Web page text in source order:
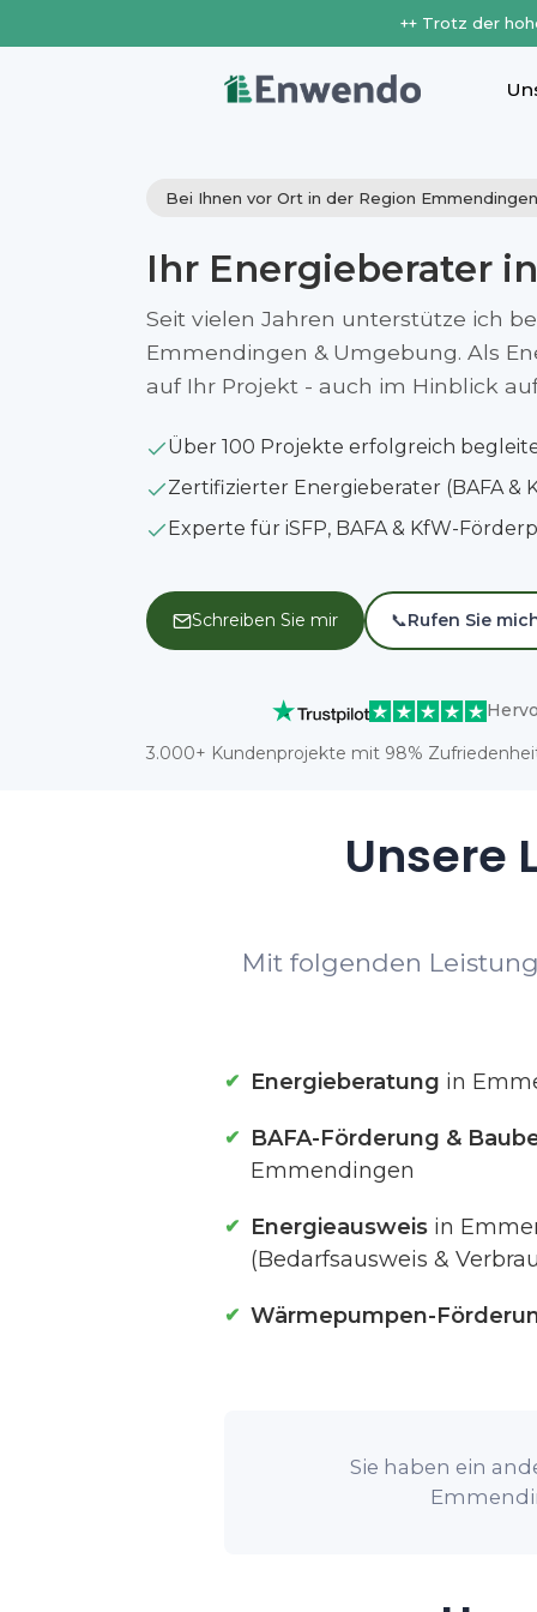
++ Trotz der
Bei Ihnen vor Ort in der Region Emmendingen
Ihr Energieberater
Seit vielen Jahren unterstütze ich
Emmendingen & Umgebung. Als
auf Ihr Projekt - auch im Hinblick
Über 100 Projekte erfolgreich
Zertifizierter Energieberater (BAFA &
Experte für iSFP, BAFA & KfW-
Schreiben Sie mir 📞Rufen Sie
3.000+ Kundenprojekte mit 98%
Unsere
Mit folgenden
Energieberatung in
BAFA-Förderung &
Emmendingen
Energieausweis in
(Bedarfsausweis &
Wärmepumpen-
Sie haben ein